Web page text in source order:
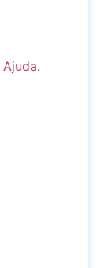
Ajuda.